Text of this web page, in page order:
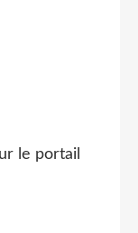
le portail